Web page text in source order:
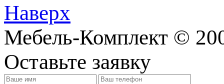
Наверх
Мебель-Комплект ©
Оставьте заявку